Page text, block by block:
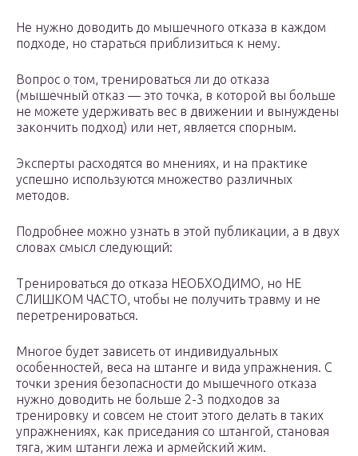
Не нужно доводить до мышечного отказа в каждом
подходе, но стараться приблизиться к нему.
Вопрос о том, тренироваться ли до отказа
(мышечный отказ — это точка, в которой вы больше
не можете удерживать вес в движении и вынуждены
закончить подход) или нет, является спорным.
Эксперты расходятся во мнениях, и на практике
успешно используются множество различных
методов.
Подробнее можно узнать в этой публикации, а в двух
словах смысл следующий:
Тренироваться до отказа НЕОБХОДИМО, но НЕ
СЛИШКОМ ЧАСТО, чтобы не получить травму и не
перетренироваться.
Многое будет зависеть от индивидуальных
особенностей, веса на штанге и вида упражнения. С
точки зрения безопасности до мышечного отказа
нужно доводить не больше 2-3 подходов за
тренировку и совсем не стоит этого делать в таких
упражнениях, как приседания со штангой, становая
тяга, жим штанги лежа и армейский жим.